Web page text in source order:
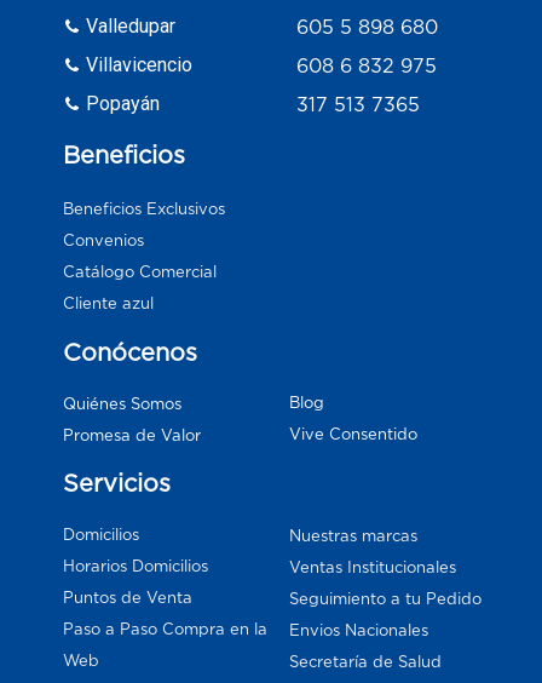
Valledupar
Villavicencio
Popayán
605 5 898 680
608 6 832 975
317 513 7365
Beneficios
Beneficios Exclusivos
Convenios
Catálogo Comercial
Cliente azul
Conócenos
Quiénes Somos
Promesa de Valor
Blog
Vive Consentido
Servicios
Domicilios
Horarios Domicilios
Puntos de Venta
Paso a Paso Compra en la
Web
Nuestras marcas
Ventas Institucionales
Seguimiento a tu Pedido
Envios Nacionales
Secretaría de Salud